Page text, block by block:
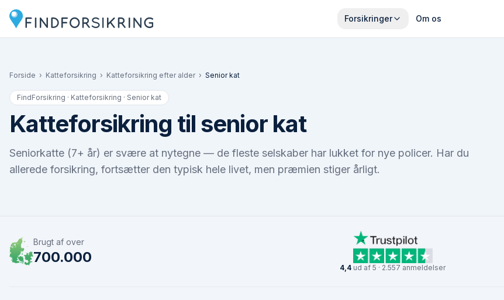
Forsikringer Om os
Forside › Katteforsikring › Katteforsikring efter alder › Senior kat
FindForsikring · Katteforsikring · Senior kat
Katteforsikring til senior kat
Senior­katte (7+ år) er svære at nytegne — de fleste selskaber har lukket for nye policer. Har du
allerede forsikring, fortsætter den typisk hele livet, men præmien stiger årligt.
Brugt af over
700.000
4,4 ud af 5 · 2.557 anmeldelser